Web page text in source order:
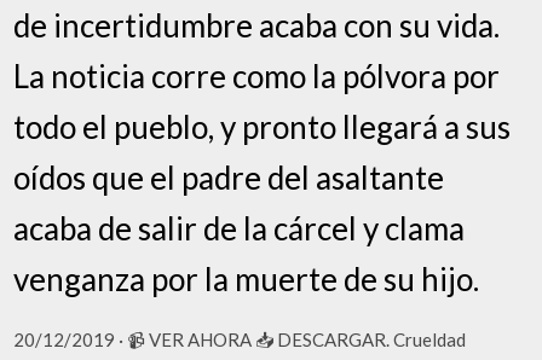
de incertidumbre acaba con su vida.
La noticia corre como la pólvora por
todo el pueblo, y pronto llegará a sus
oídos que el padre del asaltante
acaba de salir de la cárcel y clama
venganza por la muerte de su hijo.
20/12/2019 · 📹 VER AHORA 📥 DESCARGAR. Crueldad